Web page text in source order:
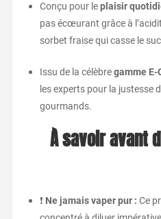
Conçu pour leplaisir
pas écœurant grâce à
sorbet fraise qui casse le
Issu de la célèbregamme E-
les experts pour la justesse
gourmands.
À savoir avant
❗ Ne jamais vaper pur : Ce